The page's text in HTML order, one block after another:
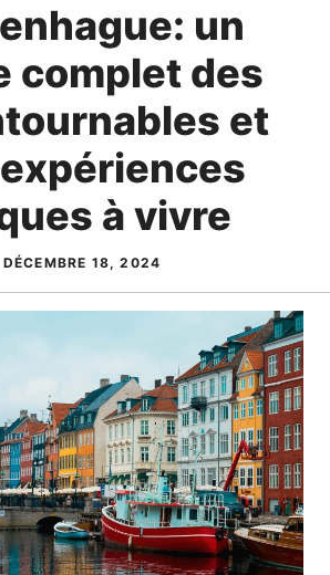
un
complet des
et
à vivre
DÉCEMBRE 18, 2024